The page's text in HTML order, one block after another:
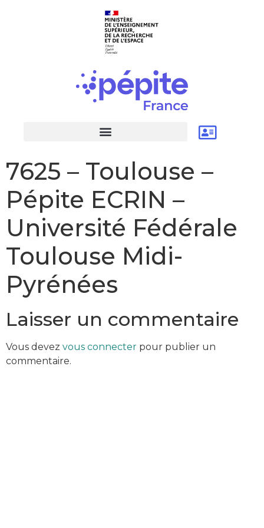
7625 – Toulouse –
Pépite ECRIN –
Université Fédérale
Toulouse Midi-
Pyrénées
Laisser un commentaire
Vous devez vous connecter pour publier un
commentaire.